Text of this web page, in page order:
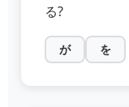
る?
が を